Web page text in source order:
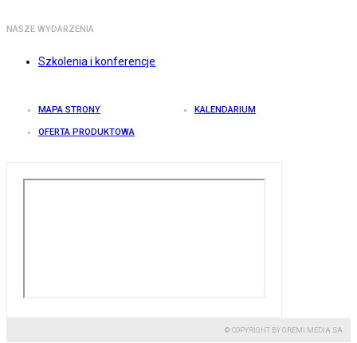
NASZE WYDARZENIA
Szkolenia i konferencje
MAPA STRONY KALENDARIUM
OFERTA PRODUKTOWA
© COPYRIGHT BY GREMI MEDIA SA